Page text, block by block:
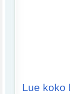
Lue koko